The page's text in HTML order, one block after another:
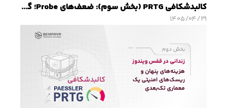
کالبدشکافی PRTG (بخش سوم): ضعف‌های Probe؛ گلوگاه امنیتی و محدودیت‌های مقیاس‌پذیری
۱۴۰۵/۰۴/۳۱